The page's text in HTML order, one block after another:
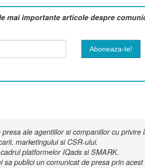
mai importante articole despre
ale agentiilor si companiilor cu privire
marketingului si CSR-ului.
platformelor IQads si SMARK.
publici un comunicat de presa prin acest